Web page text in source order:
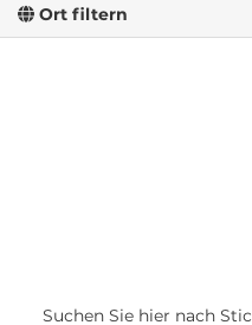
Ort filtern
Suchen Sie hier nach